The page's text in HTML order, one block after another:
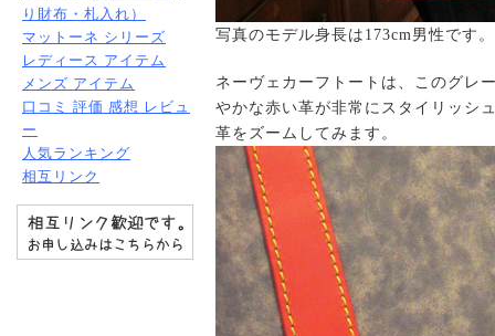
写真のモデル身長は173cm男性です。
ネーヴェカーフトートは、このグレ
やかな赤い革が非常にスタイリッシ
革をズームしてみます。
り財布・札入れ）
マットーネ シリーズ
レディース アイテム
メンズ アイテム
口コミ 評価 感想 レビュ
ー
人気ランキング
相互リンク